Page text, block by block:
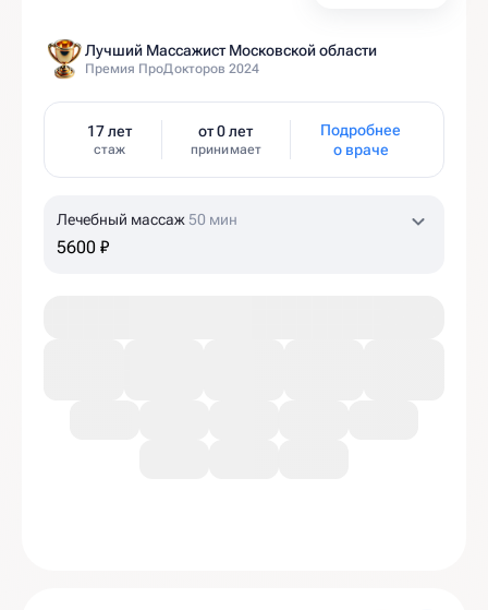
Лучший Массажист Московской области
Премия ПроДокторов 2024
17 лет
стаж
от 0 лет
принимает
Подробнее
о враче
Лечебный массаж 50 мин
5600 ₽